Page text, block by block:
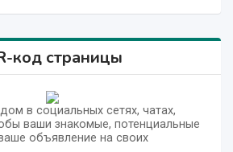
код страницы
в социальных сетях, чатах,
ваши знакомые, потенциальные
объявление на своих